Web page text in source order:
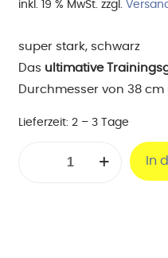
inkl. 19 % MwSt. zzgl.
super stark, schwarz
Das ultimative
Durchmesser von 38
Lieferzeit: 2 – 3 Tage
In